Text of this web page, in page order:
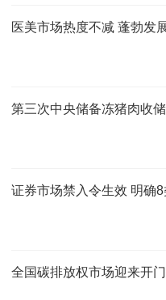
医美市场热度不减 蓬勃发
第三次中央储备冻猪肉收
证券市场禁入令生效 明确
全国碳排放权市场迎来开